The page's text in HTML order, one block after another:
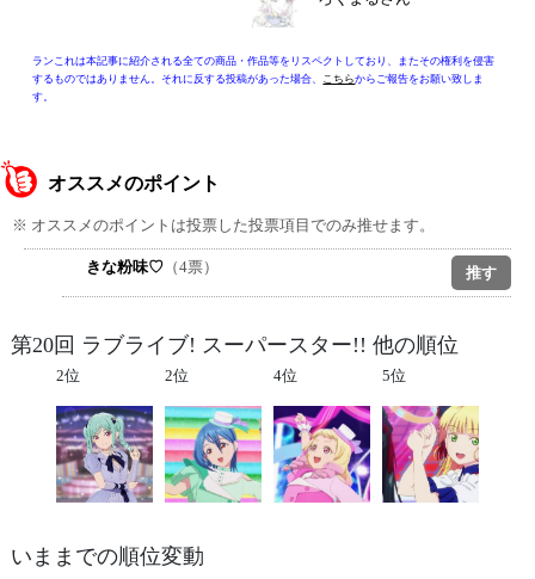
ランこれは本記事に紹介される全ての商品・作品等をリスペクトしており、またその権利を侵害
するものではありません。それに反する投稿があった場合、
こちらからご報告をお願い致しま
す。
オススメのポイント
※ オススメのポイントは投票した投票項目でのみ推せます。
きな粉味♡ （4票）
第20回 ラブライブ! スーパースター!! 他の順位
2位 2位 4位 5位
いままでの順位変動